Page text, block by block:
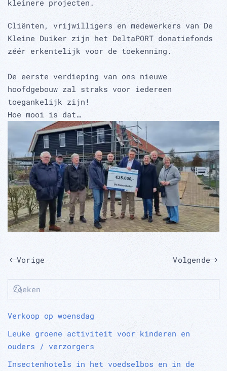
kleinere projecten.
Cliënten, vrijwilligers en medewerkers van De
Kleine Duiker zijn het DeltaPORT donatiefonds
zéér erkentelijk voor de toekenning.
De eerste verdieping van ons nieuwe
hoofdgebouw zal straks voor iedereen
toegankelijk zijn!
Hoe mooi is dat…
Vorige Volgende
Verkoop op woensdag
Leuke groene activiteit voor kinderen en
ouders / verzorgers
Insectenhotels in het voedselbos en in de